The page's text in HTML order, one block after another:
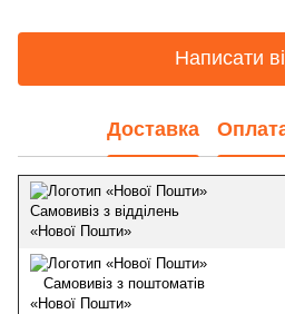
Написати
Доставка
Самовивіз з відділень
«Нової Пошти»
Самовивіз з поштоматів
«Нової Пошти»